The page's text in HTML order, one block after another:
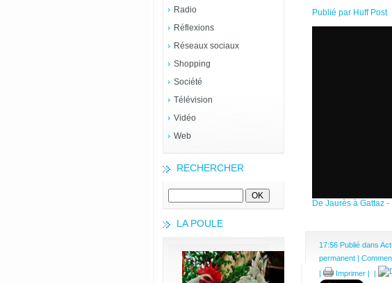
Radio
Réflexions
Réseaux sociaux
Shopping
Société
Télévision
Vidéo
Web
RECHERCHER
LA POULE
Publié par Huff Post
De Jaurès à Gattaz -
17:56 Publié dans
permanent
Imprimer